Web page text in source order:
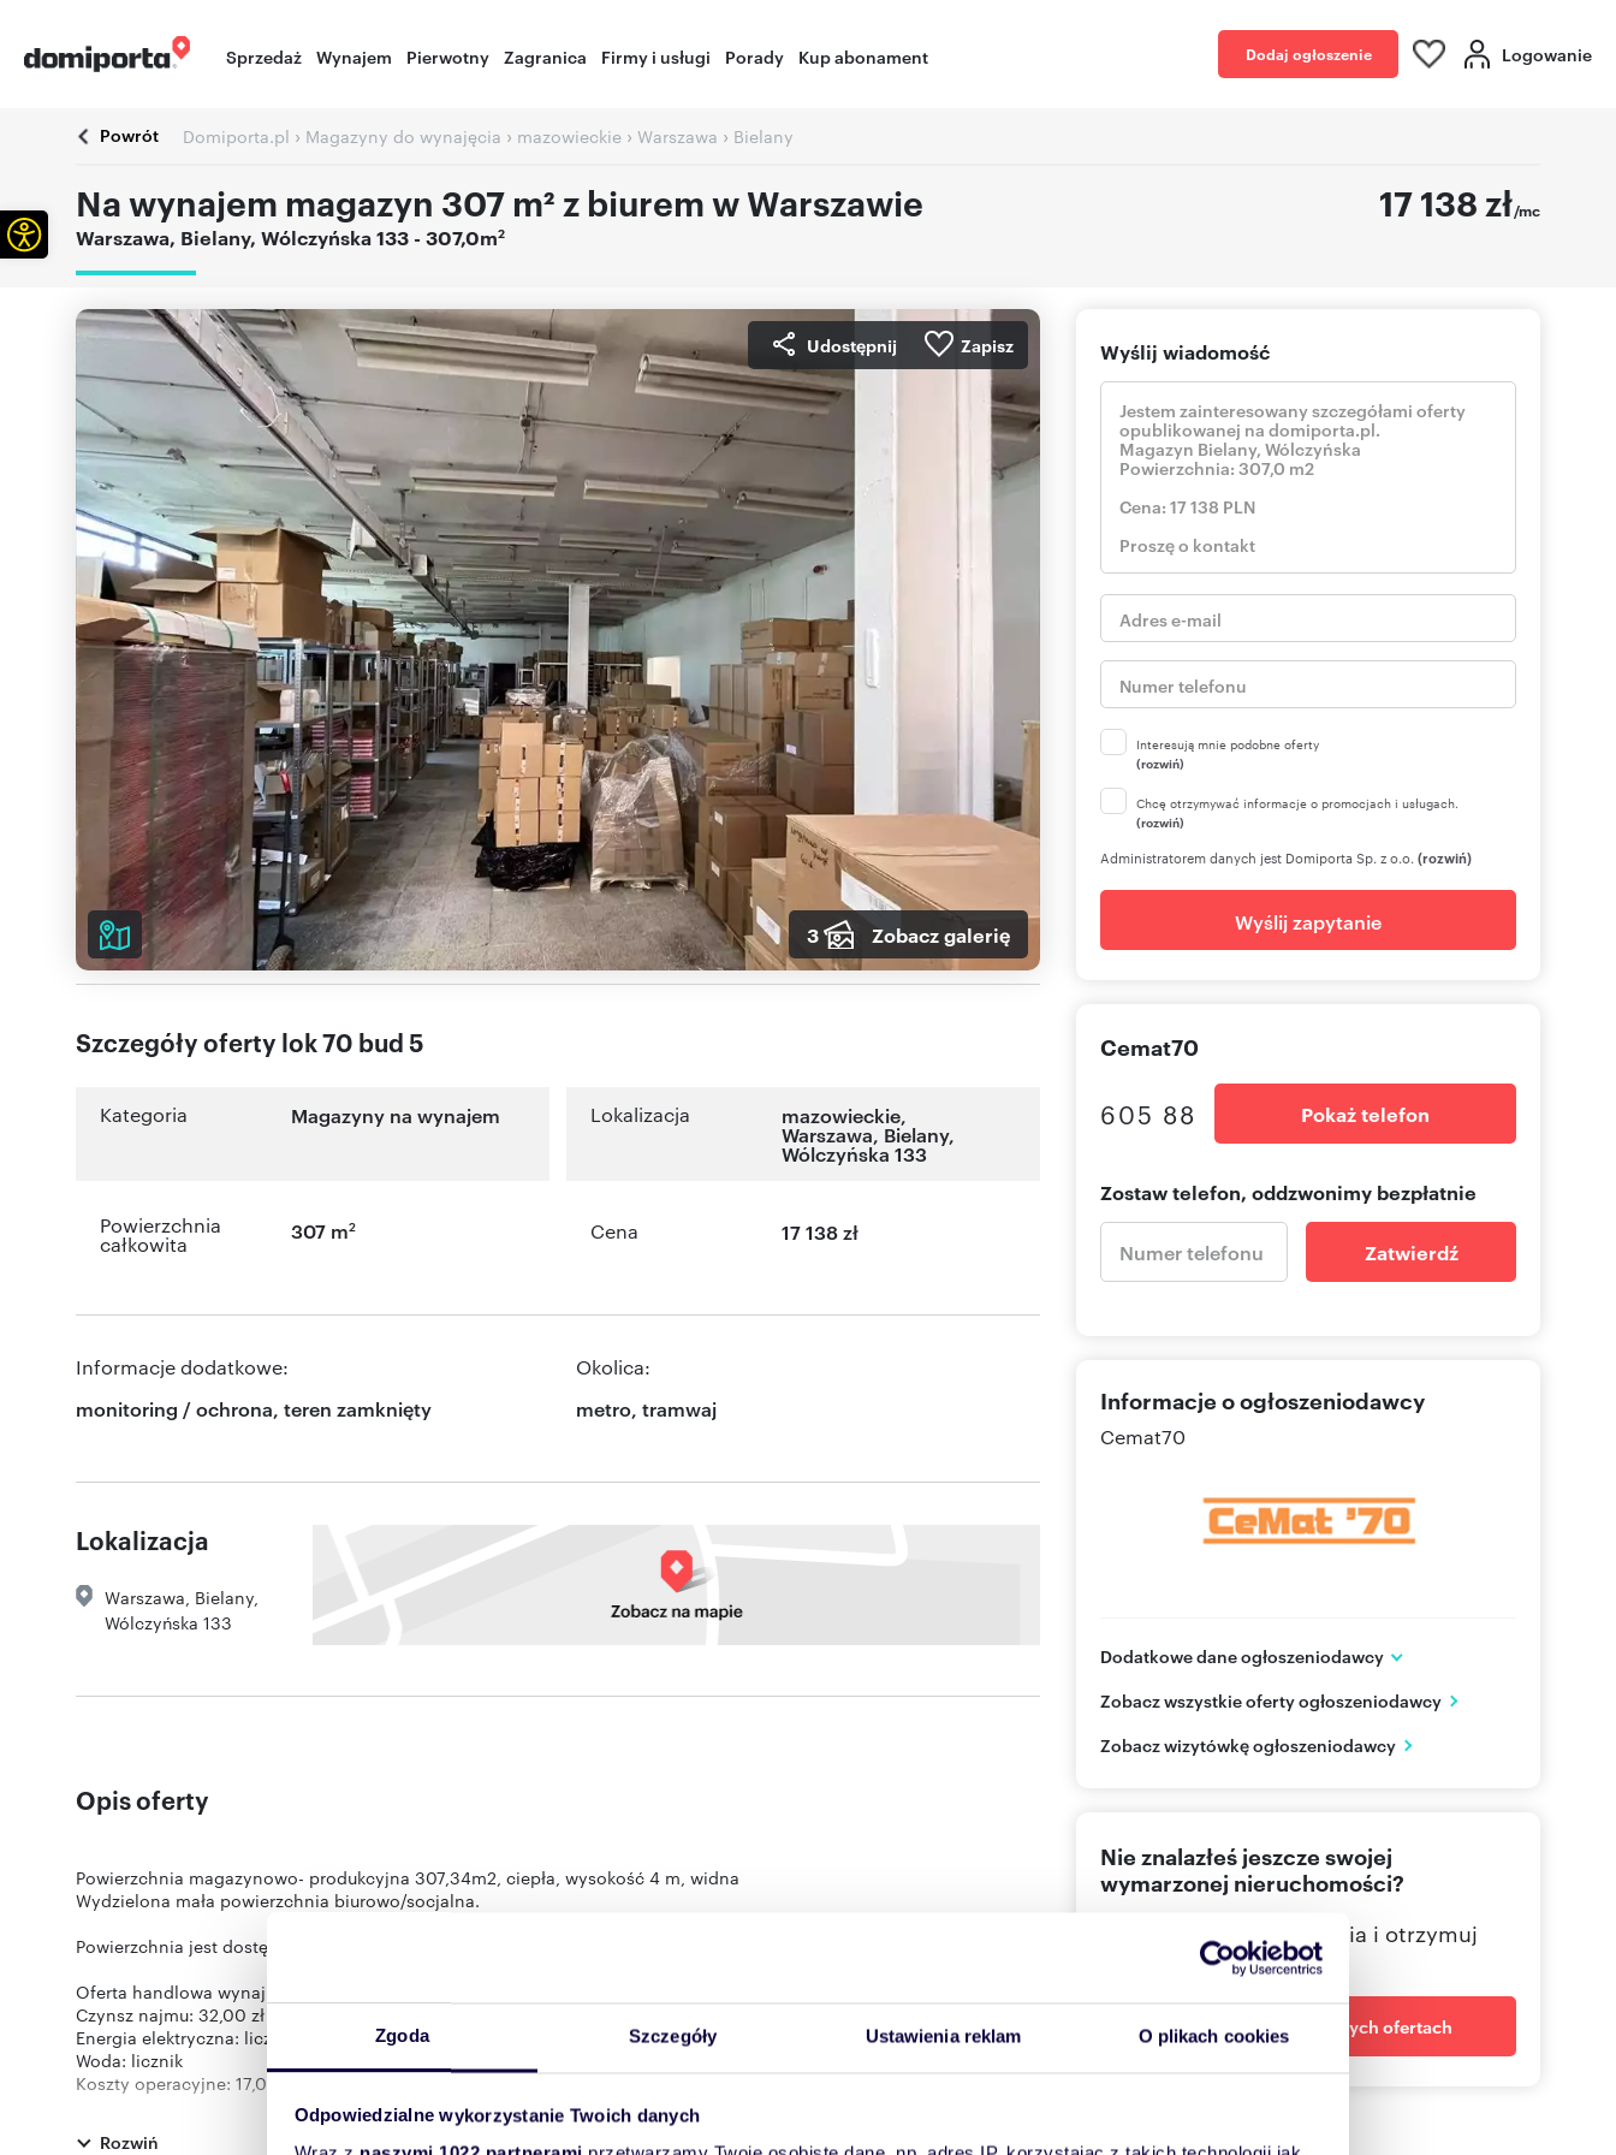
Zgoda Szczegóły Ustawienia reklam O plikach cookies
Odpowiedzialne wykorzystanie Twoich danych
Sprzedaż Wynajem Pierwotny Zagranica Firmy i usługi Porady Kup abonament Dodaj ogłoszenie Logowanie
Powrót Domiporta.pl › Magazyny do wynajęcia › mazowieckie › Warszawa › Bielany
Na wynajem magazyn 307 m² z biurem w Warszawie
Warszawa, Bielany, Wólczyńska 133 - 307,0m2
17 138 zł/mc
Udostępnij Zapisz
3 Zobacz galerię
Szczegóły oferty lok 70 bud 5
Kategoria Magazyny na wynajem Lokalizacja mazowieckie,
Warszawa, Bielany,
Wólczyńska 133
Powierzchnia
całkowita
307 m2 Cena 17 138 zł
Informacje dodatkowe:
monitoring / ochrona, teren zamknięty
Okolica:
metro, tramwaj
Lokalizacja
Warszawa, Bielany,
Wólczyńska 133
Opis oferty
Powierzchnia magazynowo- produkcyjna 307,34m2, ciepła, wysokość 4 m, widna
Wydzielona mała powierzchnia biurowo/socjalna.
Powierzchnia jest dostępna od zaraz
Oferta handlowa wynajmu powierzchni:
Czynsz najmu: 32,00 zł netto/m²;
Energia elektryczna: licznik
Woda: licznik
Koszty operacyjne: 17,09 zł /m2 netto/m-c
Korzystanie z toalet: 25 zł netto/m-c od osoby stale przebywającej na powierzchni.
Ogrzewanie: 9,78 netto/m²; (zaliczka płatna cały rok)
Rozwiń
Wyślij wiadomość
Interesują mnie podobne oferty
(rozwiń)
Chcę otrzymywać informacje o promocjach i usługach.
(rozwiń)
Administratorem danych jest Domiporta Sp. z o.o. (rozwiń)
Wyślij zapytanie
Cemat70
605 88 Pokaż telefon
Zostaw telefon, oddzwonimy bezpłatnie
Zatwierdź
Informacje o ogłoszeniodawcy
Cemat70
Dodatkowe dane ogłoszeniodawcy
Warszawa
PL
Zobacz wszystkie oferty ogłoszeniodawcy
Zobacz wizytówkę ogłoszeniodawcy
Nie znalazłeś jeszcze swojej
wymarzonej nieruchomości?
Określ swoje oczekiwania i otrzymuj
dopasowane oferty
Powiadom o nowych ofertach
Otwórz pasek narzędzi